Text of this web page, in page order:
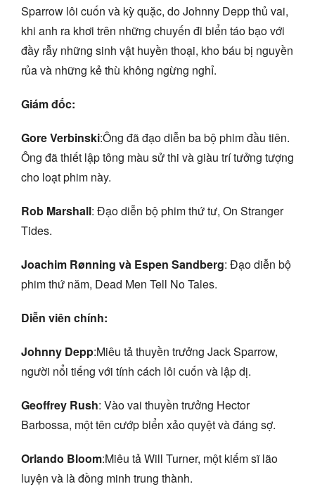
Sparrow lôi cuốn và kỳ quặc, do Johnny Depp thủ vai,
khi anh ra khơi trên những chuyến đi biển táo bạo với
đầy rẫy những sinh vật huyền thoại, kho báu bị nguyền
rủa và những kẻ thù không ngừng nghỉ.
Giám đốc:
Gore Verbinski:Ông đã đạo diễn ba bộ phim đầu tiên.
Ông đã thiết lập tông màu sử thi và giàu trí tưởng tượng
cho loạt phim này.
Rob Marshall: Đạo diễn bộ phim thứ tư, On Stranger
Tides.
Joachim Rønning và Espen Sandberg: Đạo diễn bộ
phim thứ năm, Dead Men Tell No Tales.
Diễn viên chính:
Johnny Depp:Miêu tả thuyền trưởng Jack Sparrow,
người nổi tiếng với tính cách lôi cuốn và lập dị.
Geoffrey Rush: Vào vai thuyền trưởng Hector
Barbossa, một tên cướp biển xảo quyệt và đáng sợ.
Orlando Bloom:Miêu tả Will Turner, một kiếm sĩ lão
luyện và là đồng minh trung thành.